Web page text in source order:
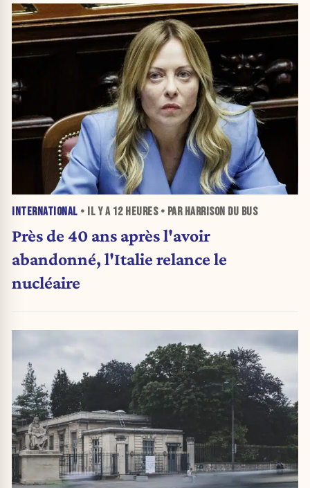
INTERNATIONAL • IL Y A 12 HEURES• PAR HARRISON DU BUS
Près de 40 ans après l'avoir
abandonné, l'Italie relance le
nucléaire